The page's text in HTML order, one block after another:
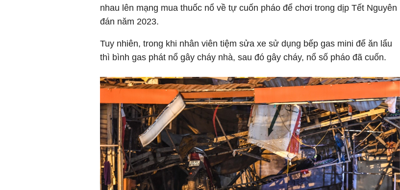
nhau lên mạng mua thuốc nổ về tự cuốn pháo để chơi trong dịp Tết Nguyên
đán năm 2023.
Tuy nhiên, trong khi nhân viên tiệm sửa xe sử dụng bếp gas mini để ăn lẩu
thì bình gas phát nổ gây cháy nhà, sau đó gây cháy, nổ số pháo đã cuốn.